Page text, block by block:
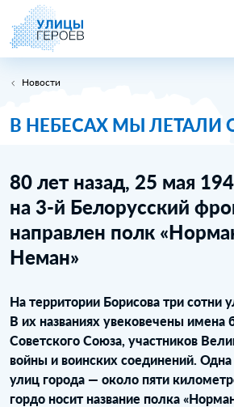
Новости
В НЕБЕСАХ МЫ ЛЕТАЛИ
80 лет назад, 25 мая
на 3‑й Белорусский
направлен полк
Неман»
На территории Борисова три сотни
В их названиях увековечены имена
Советского Союза, участников
войны и воинских соединений.
улиц города — около пяти
гордо носит название полка